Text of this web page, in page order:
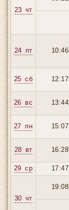
23 чт
24 пт 10:46
25 сб 12:17
26 вс 13:44
27 пн 15:07
28 вт 16:28
29 ср
17:47
30 чт
19:08